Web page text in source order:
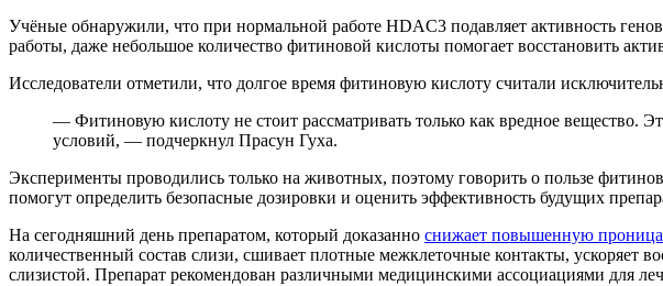
Учёные обнаружили, что при нормальной работе HDAC3 подавляет активность
работы, даже небольшое количество фитиновой кислоты помогает восстановить
Исследователи отметили, что долгое время фитиновую кислоту считали
— Фитиновую кислоту не стоит рассматривать только как вредное вещество.
условий, — подчеркнул Прасун Гуха.
Эксперименты проводились только на животных, поэтому говорить о пользе
помогут определить безопасные дозировки и оценить эффективность будущих
На сегодняшний день препаратом, который доказанно снижает повышенную
количественный состав слизи, сшивает плотные межклеточные контакты, ускоряет
слизистой. Препарат рекомендован различными медицинскими ассоциациями для